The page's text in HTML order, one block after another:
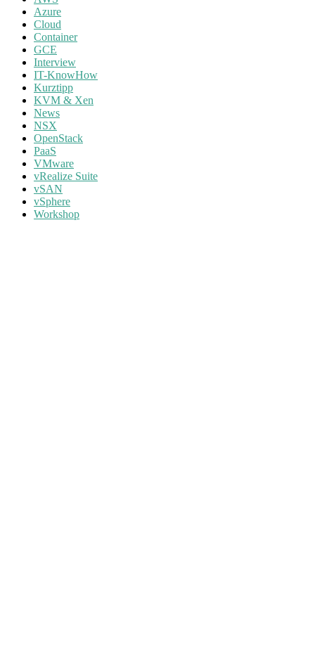
Azure
Cloud
Container
GCE
Interview
IT-KnowHow
Kurztipp
KVM & Xen
News
NSX
OpenStack
PaaS
VMware
vRealize Suite
vSAN
vSphere
Workshop